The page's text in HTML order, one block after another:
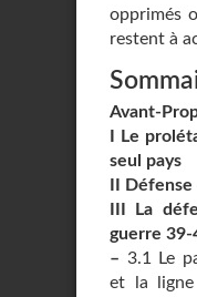
opprimés
restent à
Avant-
I Le
seul pays
II
III La
guerre 39-
– 3.1 Le
et la ligne